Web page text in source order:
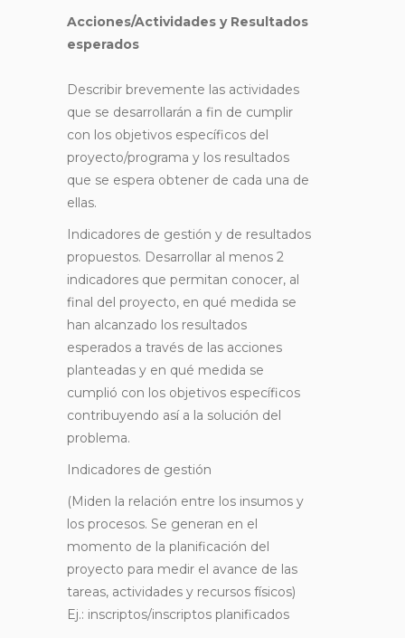
Acciones/Actividades y Resultados
esperados
Describir brevemente las actividades
que se desarrollarán a fin de cumplir
con los objetivos específicos del
proyecto/programa y los resultados
que se espera obtener de cada una de
ellas.
Indicadores de gestión y de resultados
propuestos. Desarrollar al menos 2
indicadores que permitan conocer, al
final del proyecto, en qué medida se
han alcanzado los resultados
esperados a través de las acciones
planteadas y en qué medida se
cumplió con los objetivos específicos
contribuyendo así a la solución del
problema.
Indicadores de gestión
(Miden la relación entre los insumos y
los procesos. Se generan en el
momento de la planificación del
proyecto para medir el avance de las
tareas, actividades y recursos físicos)
Ej.: inscriptos/inscriptos planificados